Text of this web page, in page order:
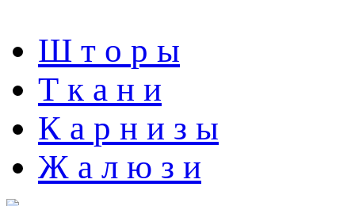
Ш т о р ы
Т к а н и
К а р н и з ы
Ж а л ю з и